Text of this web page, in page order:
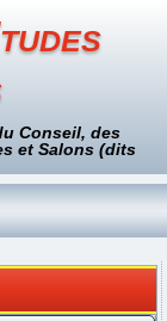
Conseil, des
et Salons (dits